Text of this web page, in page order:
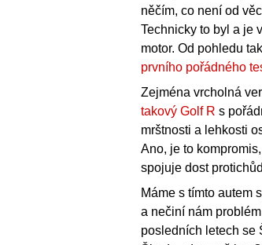
něčím, co není od
Technicky to byl a je
motor. Od pohledu
prvního pořádného
Zejména vrcholná
takový Golf R s
mrštnosti a lehkosti
Ano, je to
spojuje dost
Máme s tímto autem
a nečiní nám
posledních letech se